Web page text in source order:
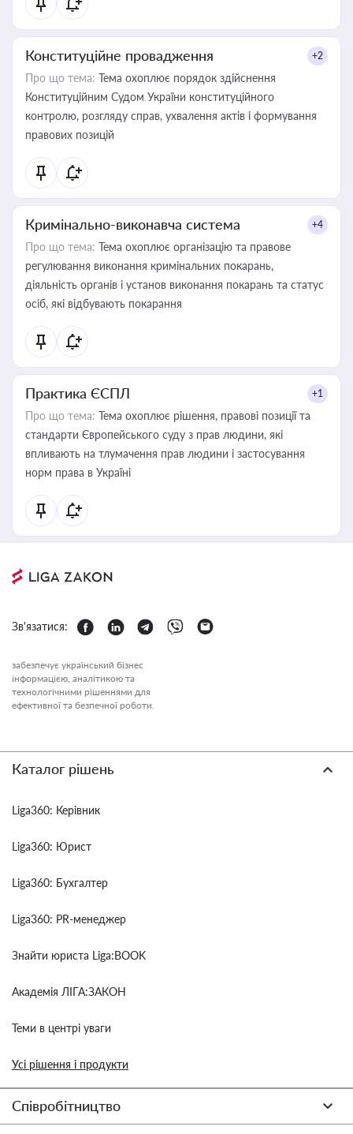
Конституційне провадження +2
Про що тема: Тема охоплює порядок здійснення
Конституційним Судом України конституційного
контролю, розгляду справ, ухвалення актів і формування
правових позицій
Кримінально-виконавча система +4
Про що тема: Тема охоплює організацію та правове
регулювання виконання кримінальних покарань,
діяльність органів і установ виконання покарань та статус
осіб, які відбувають покарання
Практика ЄСПЛ +1
Про що тема: Тема охоплює рішення, правові позиції та
стандарти Європейського суду з прав людини, які
впливають на тлумачення прав людини і застосування
норм права в Україні
Зв'язатися:
забезпечує український бізнес
інформацією, аналітикою та
технологічними рішеннями для
ефективної та безпечної роботи.
Каталог рішень
Liga360: Керівник
Liga360: Юрист
Liga360: Бухгалтер
Liga360: PR-менеджер
Знайти юриста Liga:BOOK
Академія ЛІГА:ЗАКОН
Теми в центрі уваги
Усі рішення і продукти
Співробітництво